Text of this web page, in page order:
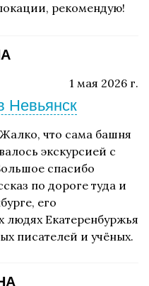
рекомендую!
1 мая 2026 г.
Невьянск
что сама башня
экскурсией с
спасибо
по дороге туда и
его
людях Екатеренбуржья
писателей и учёных.